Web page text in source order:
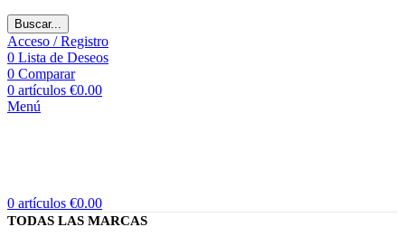
Buscar...
Acceso / Registro
0 Lista de Deseos
0 Comparar
0 artículos €0.00
Menú
0 artículos €0.00
TODAS LAS MARCAS